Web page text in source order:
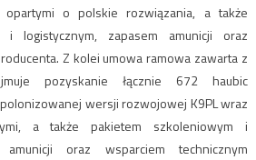
opartymi o polskie rozwiązania, a także
i logistycznym, zapasem amunicji oraz
Z kolei umowa ramowa zawarta z
pozyskanie łącznie 672 haubic
wersji rozwojowej K9PL wraz
a także pakietem szkoleniowym i
amunicji oraz wsparciem technicznym